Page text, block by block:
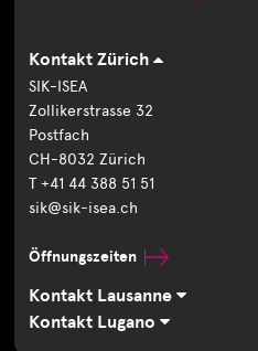
Kontakt Zürich
SIK-ISEA
Zollikerstrasse 32
Postfach
CH-8032 Zürich
T +41 44 388 51 51
sik@sik-isea.ch
Öffnungszeiten
Kontakt Lausanne
Kontakt Lugano